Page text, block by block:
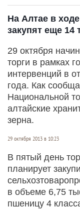
На Алтае в
закупят еще 14
29 октября
торги в рамках
интервенций в
года. Как
Национальной
алтайские
зерна.
29 октября 2013 в 10:23
В пятый день
планирует
в объеме 6,75
пшеницу 4